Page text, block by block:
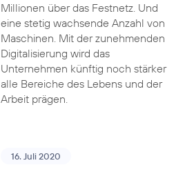
Millionen über das Festnetz. Und
eine stetig wachsende Anzahl von
Maschinen. Mit der zunehmenden
Digitalisierung wird das
Unternehmen künftig noch stärker
alle Bereiche des Lebens und der
Arbeit prägen.
16. Juli 2020